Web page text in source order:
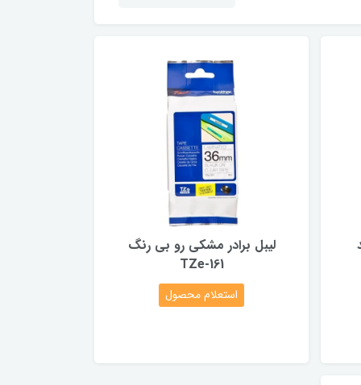
لیبل برادر مشکی رو بی رنگ
TZe-161
استعلام محصول